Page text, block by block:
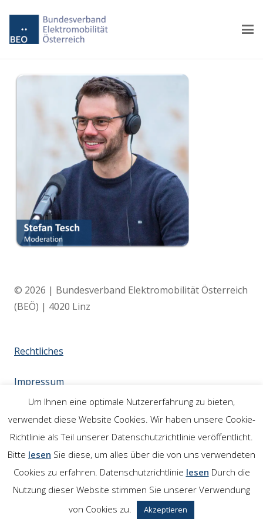
© 2026 | Bundesverband Elektromobilität Österreich
(BEÖ) | 4020 Linz
Rechtliches
Impressum
Um Ihnen eine optimale Nutzererfahrung zu bieten,
verwendet diese Website Cookies. Wir haben unsere Cookie-
Richtlinie als Teil unserer Datenschutzrichtlinie veröffentlicht.
Bitte lesen Sie diese, um alles über die von uns verwendeten
Cookies zu erfahren. Datenschutzrichtlinie lesen Durch die
Nutzung dieser Website stimmen Sie unserer Verwendung
von Cookies zu.
Akzeptieren